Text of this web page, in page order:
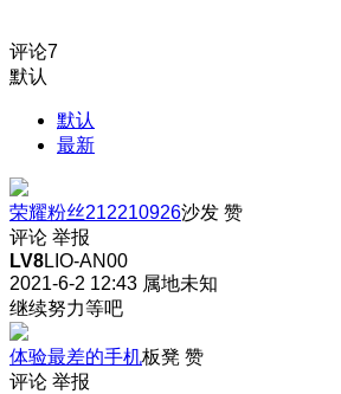
评论7
默认
默认
最新
荣耀粉丝212210926沙发 赞
评论 举报
LV8LIO-AN00
2021-6-2 12:43 属地未知
继续努力等吧
体验最差的手机板凳 赞
评论 举报